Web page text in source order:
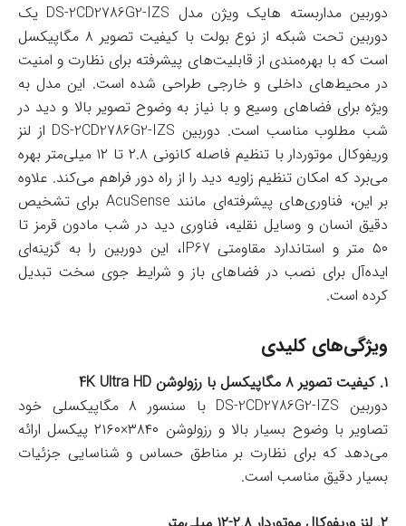
دوربین مداربسته هایک ویژن مدل DS-2CD2786G2-IZS یک
دوربین تحت شبکه از نوع بولت با کیفیت تصویر ۸ مگاپیکسل
است که با بهره‌مندی از قابلیت‌های پیشرفته برای نظارت و امنیت
در محیط‌های داخلی و خارجی طراحی شده است. این مدل به
ویژه برای فضاهای وسیع و با نیاز به وضوح تصویر بالا و دید در
شب مطلوب مناسب است. دوربین DS-2CD2786G2-IZS از لنز
وریفوکال موتوردار با تنظیم فاصله کانونی ۲.۸ تا ۱۲ میلی‌متر بهره
می‌برد که امکان تنظیم زاویه دید را از راه دور فراهم می‌کند. علاوه
بر این، فناوری‌های پیشرفته‌ای مانند AcuSense برای تشخیص
دقیق انسان و وسایل نقلیه، فناوری دید در شب مادون قرمز تا
۵۰ متر و استاندارد مقاومتی IP67، این دوربین را به گزینه‌ای
ایده‌آل برای نصب در فضاهای باز و شرایط جوی سخت تبدیل
کرده است.
ویژگی‌های کلیدی
۱. کیفیت تصویر ۸ مگاپیکسل با رزولوشن 4K Ultra HD
دوربین DS-2CD2786G2-IZS با سنسور ۸ مگاپیکسلی خود
تصاویر با وضوح بسیار بالا و رزولوشن ۳۸۴۰×۲۱۶۰ پیکسل ارائه
می‌دهد که برای نظارت بر مناطق حساس و شناسایی جزئیات
بسیار دقیق مناسب است.